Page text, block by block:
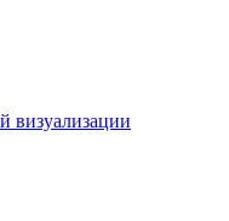
визуализации